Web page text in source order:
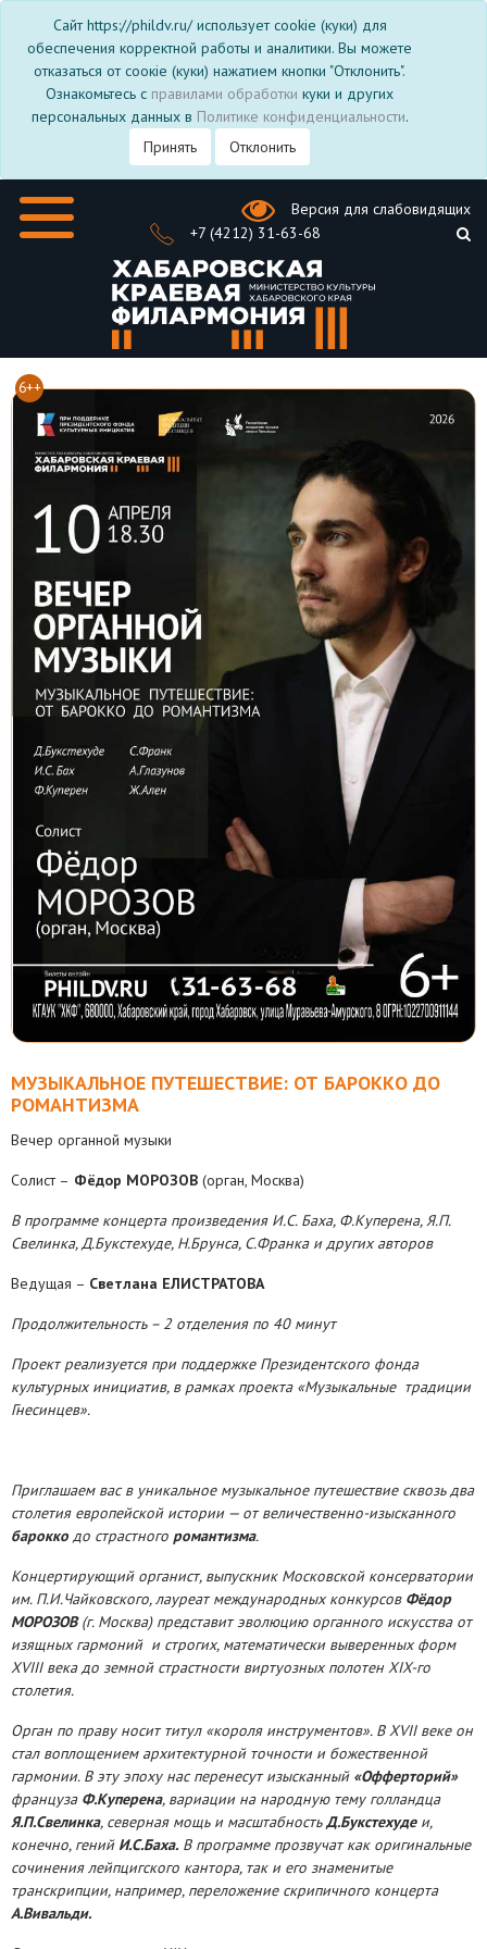
Сайт https://phildv.ru/ использует cookie (куки) для
обеспечения корректной работы и аналитики. Вы можете
отказаться от соокіе (куки) нажатием кнопки "Отклонить".
Ознакомьтесь с правилами обработки куки и других
персональных данных в Политике конфиденциальности.
Принять
Отклонить
Версия для слабовидящих
+7 (4212) 31-63-68
6++
МУЗЫКАЛЬНОЕ ПУТЕШЕСТВИЕ: ОТ БАРОККО ДО
РОМАНТИЗМА
Вечер органной музыки
Солист – Фёдор МОРОЗОВ (орган, Москва)
В программе концерта произведения И.С. Баха, Ф.Куперена, Я.П.
Свелинка, Д.Букстехуде, Н.Брунса, С.Франка и других авторов
Ведущая – Светлана ЕЛИСТРАТОВА
Продолжительность – 2 отделения по 40 минут
Проект реализуется при поддержке Президентского фонда
культурных инициатив, в рамках проекта «Музыкальные традиции
Гнесинцев».
Приглашаем вас в уникальное музыкальное путешествие сквозь два
столетия европейской истории — от величественно-изысканного
барокко до страстного романтизма.
Концертирующий органист, выпускник Московской консерватории
им. П.И.Чайковского, лауреат международных конкурсов Фёдор
МОРОЗОВ(г. Москва) представит эволюцию органного искусства от
изящных гармоний и строгих, математически выверенных форм
XVIII века до земной страстности виртуозных полотен XIX-го
столетия.
Орган по праву носит титул «короля инструментов». В XVIIвеке он
стал воплощением архитектурной точности и божественной
гармонии. В эту эпоху нас перенесут изысканный «Офферторий»
француза Ф.Куперена, вариации на народную тему голландца
Я.П.Свелинка, северная мощь и масштабностьД.Букстехудеи,
конечно, гений И.С.Баха. В программе прозвучат как оригинальные
сочинения лейпцигского кантора, так и его знаменитые
транскрипции, например, переложение скрипичного концерта
А.Вивальди.